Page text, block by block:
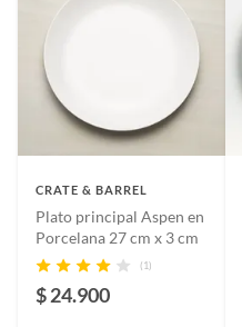
Cuidado del producto
Presentación
Material de la loza
CRATE & BARREL
Plato principal Aspen en
Porcelana 27 cm x 3 cm
(1)
$ 24.900